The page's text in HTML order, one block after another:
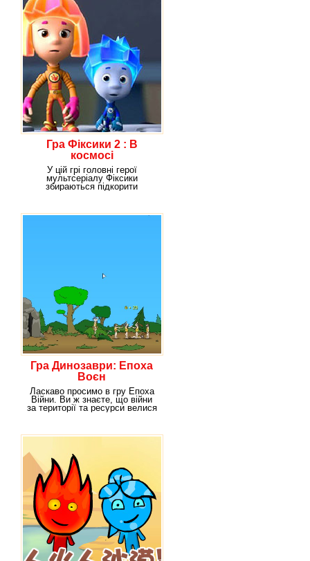
Гра Фіксики 2 : В
космосі
У цій грі головні герої
мультсеріалу Фіксики
збираються підкорити
Гра Динозаври: Епоха
Воєн
Ласкаво просимо в гру Епоха
Війни. Ви ж знаєте, що війни
за території та ресурси велися